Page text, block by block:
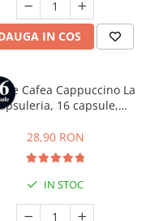
IN COS
Cafea Cappuccino La
16 capsule,
28,90 RON
IN STOC